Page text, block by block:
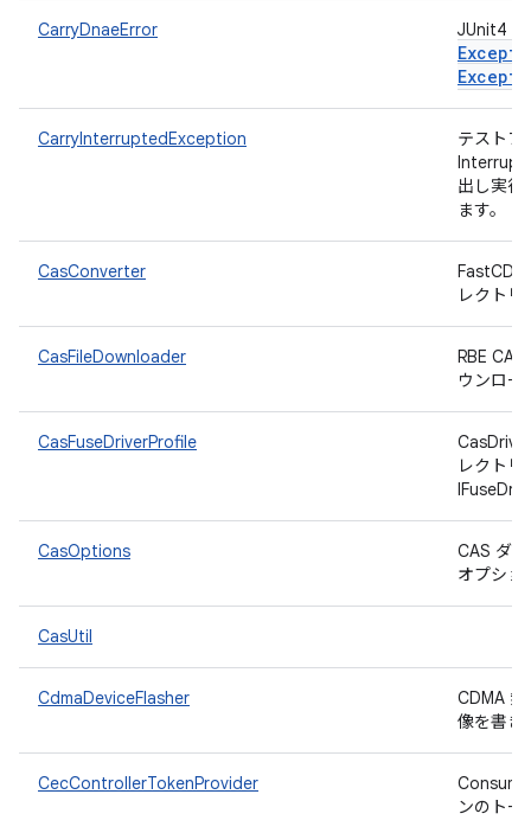
CarryDnaeError JUnit4
CarryInterruptedException
テストフ
出し実行
ます。
CasConverter
FastCDC
レクト
CasFileDownloader
RBE
ウンロ
CasFuseDriverProfile
レクト
CasOptions
CAS ダ
オプショ
CasUtil
CdmaDeviceFlasher
CDMA
像を書き
CecControllerTokenProvider
ンのト